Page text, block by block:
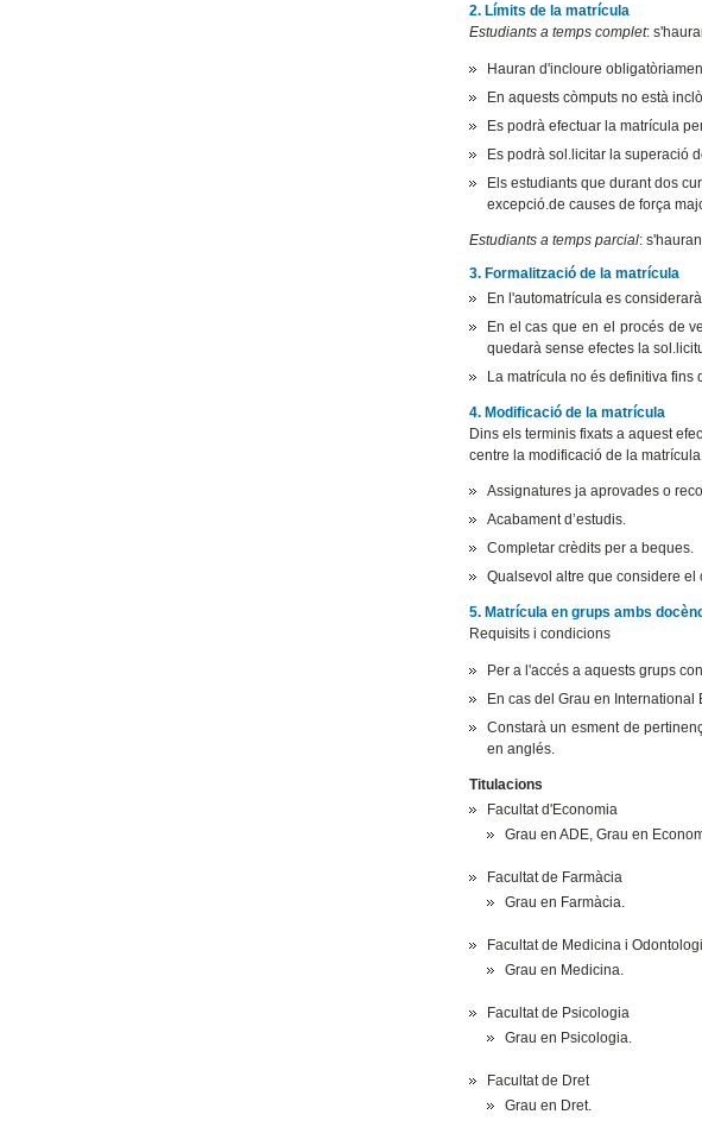
2. Límits de la matrícula
Estudiants a temps complet:
Hauran d'incloure
En aquests còmputs no està
Es podrà efectuar la matrícula
Es podrà sol.licitar la superació
Els estudiants que durant dos
excepció.de causes de força
Estudiants a temps parcial:
3. Formalització de la matrícula
En l'automatrícula es
En el cas que en el procés de
quedarà sense efectes la
La matrícula no és definitiva fins
4. Modificació de la matrícula
Dins els terminis fixats a aquest
centre la modificació de la
Assignatures ja aprovades o
Acabament d’estudis.
Completar crèdits per a beques.
Qualsevol altre que considere el
5. Matrícula en grups ambs
Requisits i condicions
Per a l'accés a aquests grups
En cas del Grau en
Constarà un esment de
en anglés.
Titulacions
Facultat d'Economia
Grau en ADE, Grau en
Facultat de Farmàcia
Grau en Farmàcia.
Facultat de Medicina i
Grau en Medicina.
Facultat de Psicologia
Grau en Psicologia.
Facultat de Dret
Grau en Dret.